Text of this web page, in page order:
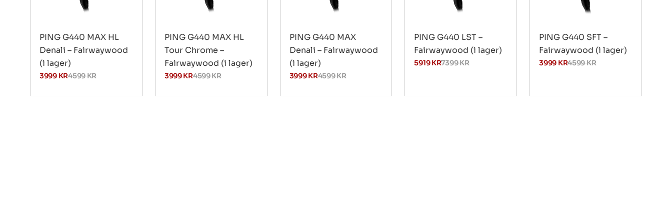
PING G440 MAX HL
Denali – Fairwaywood
(i lager)
4599KR
3999 KR
PING G440 MAX HL
Tour Chrome –
Fairwaywood (i lager)
4599KR
3999KR
PING G440 MAX
Denali – Fairwaywood
(i lager)
4599KR
3999KR
PING G440 LST –
Fairwaywood (i lager)
7399KR
5919KR
PING G440 SFT –
Fairwaywood (i lager)
4599KR
3999 KR